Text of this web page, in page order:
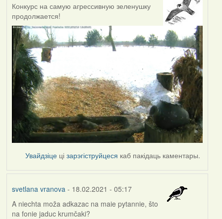
Конкурс на самую агрессивную зеленушку
продолжается!
Увайдзіце цізарэгіструйцеся каб пакідаць каментары.
svetlana vranova - 18.02.2021 - 05:17
A niechta moža adkazac na maie pytannie, što
na fonie jaduc krumčaki?